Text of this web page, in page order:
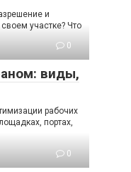
и
участке? Что
0
виды,
рабочих
портах,
0